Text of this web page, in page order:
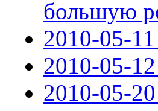
большую
2010-05-
2010-05-
2010-05-